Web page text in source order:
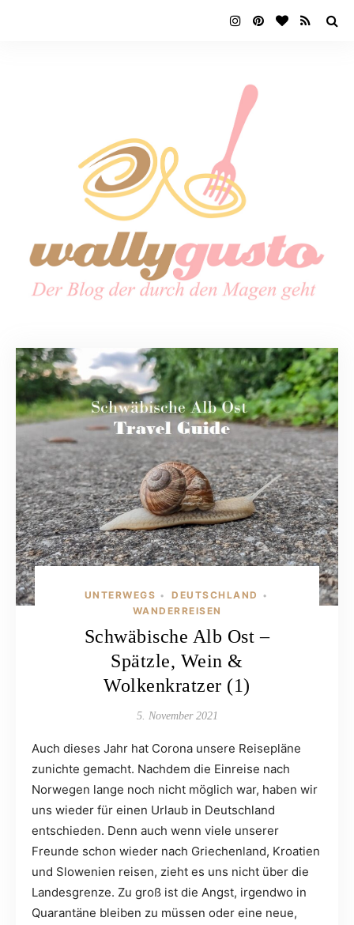
UNTERWEGS • DEUTSCHLAND •
WANDERREISEN
Schwäbische Alb Ost –
Spätzle, Wein &
Wolkenkratzer (1)
5. November 2021
Auch dieses Jahr hat Corona unsere Reisepläne
zunichte gemacht. Nachdem die Einreise nach
Norwegen lange noch nicht möglich war, haben wir
uns wieder für einen Urlaub in Deutschland
entschieden. Denn auch wenn viele unserer
Freunde schon wieder nach Griechenland, Kroatien
und Slowenien reisen, zieht es uns nicht über die
Landesgrenze. Zu groß ist die Angst, irgendwo in
Quarantäne bleiben zu müssen oder eine neue,